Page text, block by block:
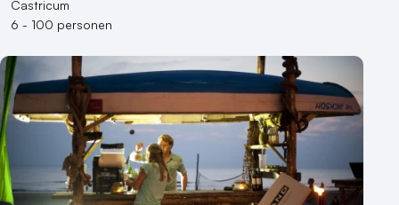
Castricum
6 - 100 personen